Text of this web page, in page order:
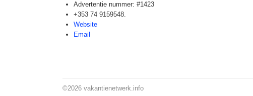
Advertentie nummer: #1423
+353 74 9159548.
Website
Email
©2026 vakantienetwerk.info